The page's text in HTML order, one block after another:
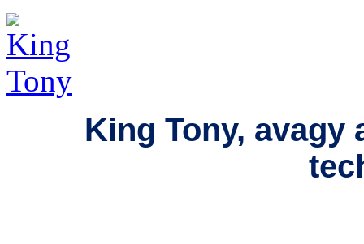
King Tony,